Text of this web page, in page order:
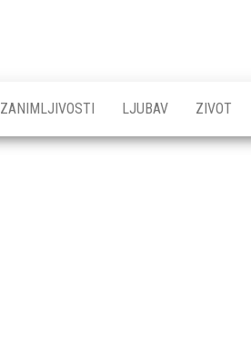
ZANIMLJIVOSTI LJUBAV ZIVOT